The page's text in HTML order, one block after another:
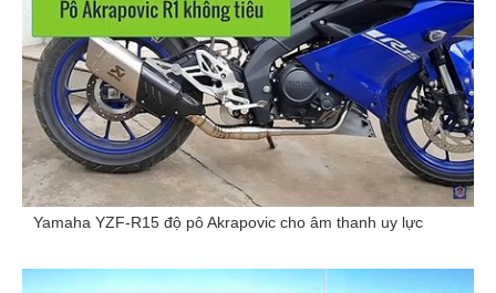
Yamaha YZF-R15 độ pô Akrapovic cho âm thanh uy lực